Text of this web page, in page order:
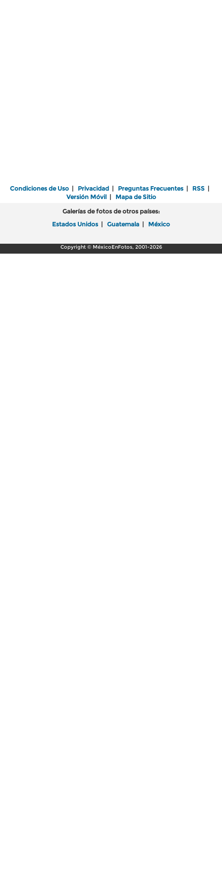
Condiciones de Uso | Privacidad | Preguntas Frecuentes | RSS |
Versión Móvil| Mapa de Sitio
Galerías de fotos de otros países:
Estados Unidos | Guatemala | México
Copyright © MéxicoEnFotos, 2001-2026